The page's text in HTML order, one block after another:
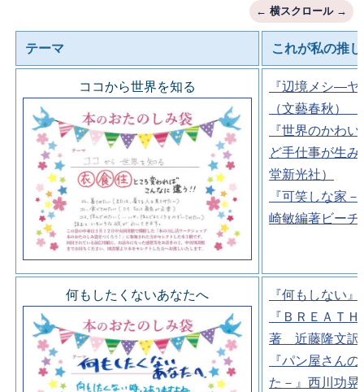
テーマ これが私の推
ココから世界を知る
『辺境メシ―
（文藝春秋）
『世界のかわ
ど手仕事が生
堂新光社）
『可笑しな家
崎敏編著ビー
何もしたくないあなたへ
『何もしない
『ＢＲＥＡＴ
著 近藤隆文訳
『パン屋さん
た－』西川功